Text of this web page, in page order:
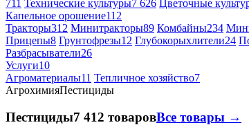
711 Технические культуры7 626 Цветочные
Капельное орошение112
Тракторы312 Минитракторы89 Комбайны234
Прицепы8 Грунтофрезы12 Глубокорыхлители24
Разбрасыватели26
Услуги10
Агроматериалы11 Тепличное хозяйство7
АгрохимияПестициды
Пестициды7 412 товаровВсе товары →